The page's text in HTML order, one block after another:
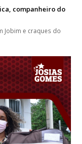
companheiro do
Jobim e craques do